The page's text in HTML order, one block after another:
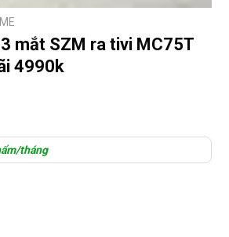
3 mắt SZM ra tivi MC75T
4990k
tháng